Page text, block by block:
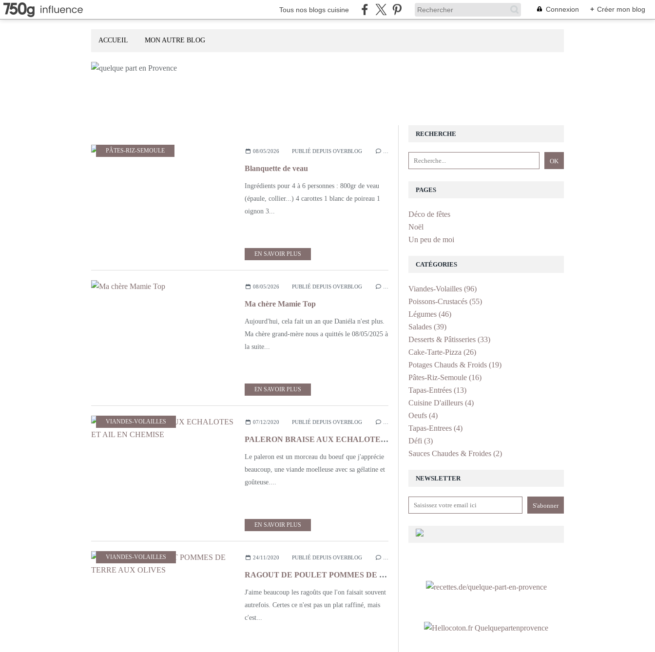
Tous nos blogs cuisine Connexion + Créer mon blog
ACCUEIL MON AUTRE BLOG
PÂTES-RIZ-SEMOULE 08/05/2026 PUBLIÉ DEPUIS OVERBLOG
Blanquette de veau
Ingrédients pour 4 à 6 personnes : 800gr de veau
(épaule, collier...) 4 carottes 1 blanc de poireau 1
oignon 3...
EN SAVOIR PLUS
08/05/2026 PUBLIÉ DEPUIS OVERBLOG
Ma chère Mamie Top
Aujourd'hui, cela fait un an que Daniéla n'est plus.
Ma chère grand-mère nous a quittés le 08/05/2025 à
la suite...
EN SAVOIR PLUS
VIANDES-VOLAILLES 07/12/2020 PUBLIÉ DEPUIS OVERBLOG
PALERON BRAISE AUX ECHALOTES ET AIL EN CHEMISE
Le paleron est un morceau du boeuf que j'apprécie
beaucoup, une viande moelleuse avec sa gélatine et
goûteuse....
EN SAVOIR PLUS
VIANDES-VOLAILLES 24/11/2020 PUBLIÉ DEPUIS OVERBLOG
RAGOUT DE POULET POMMES DE TERRE AUX OLIVES
J'aime beaucoup les ragoûts que l'on faisait souvent
autrefois. Certes ce n'est pas un plat raffiné, mais
c'est...
NEWSLETTER
RECHERCHE
PAGES
Déco de fêtes
Noël
Un peu de moi
CATÉGORIES
Viandes-Volailles (96)
Poissons-Crustacés (55)
Légumes (46)
Salades (39)
Desserts & Pâtisseries (33)
Cake-Tarte-Pizza (26)
Potages Chauds & Froids (19)
Pâtes-Riz-Semoule (16)
Tapas-Entrées (13)
Cuisine D'ailleurs (4)
Oeufs (4)
Tapas-Entrees (4)
Défi (3)
Sauces Chaudes & Froides (2)